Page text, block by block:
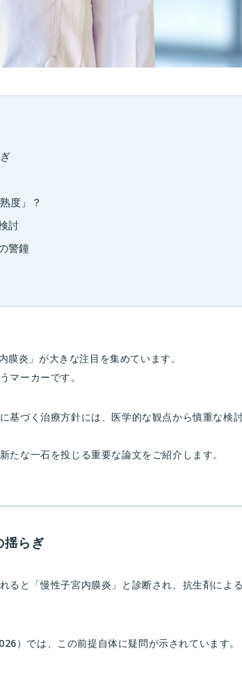
度」？
討
警鐘
炎」が大きな注目を集めています。
マーカーです。
基づく治療方針には、医学的な観点から慎重な検
な一石を投じる重要な論文をご紹介します。
揺らぎ
ると「慢性子宮内膜炎」と診断され、抗生剤によ
では、この前提自体に疑問が示されています。